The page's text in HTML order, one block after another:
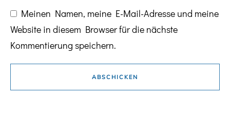
Meinen Namen, meine E-Mail-Adresse und meine
Website in diesem Browser für die nächste
Kommentierung speichern.
ABSCHICKEN